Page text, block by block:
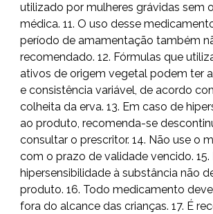
utilizado por mulheres grávidas sem
médica. 11. O uso desse
período de amamentação também
recomendado. 12. Fórmulas que
ativos de origem vegetal podem ter
e consistência variável, de acordo
colheita da erva. 13. Em caso de
ao produto, recomenda-se
consultar o prescritor. 14. Não use o
com o prazo de validade vencido. 15.
hipersensibilidade à substância não
produto. 16. Todo medicamento
fora do alcance das crianças. 17. É